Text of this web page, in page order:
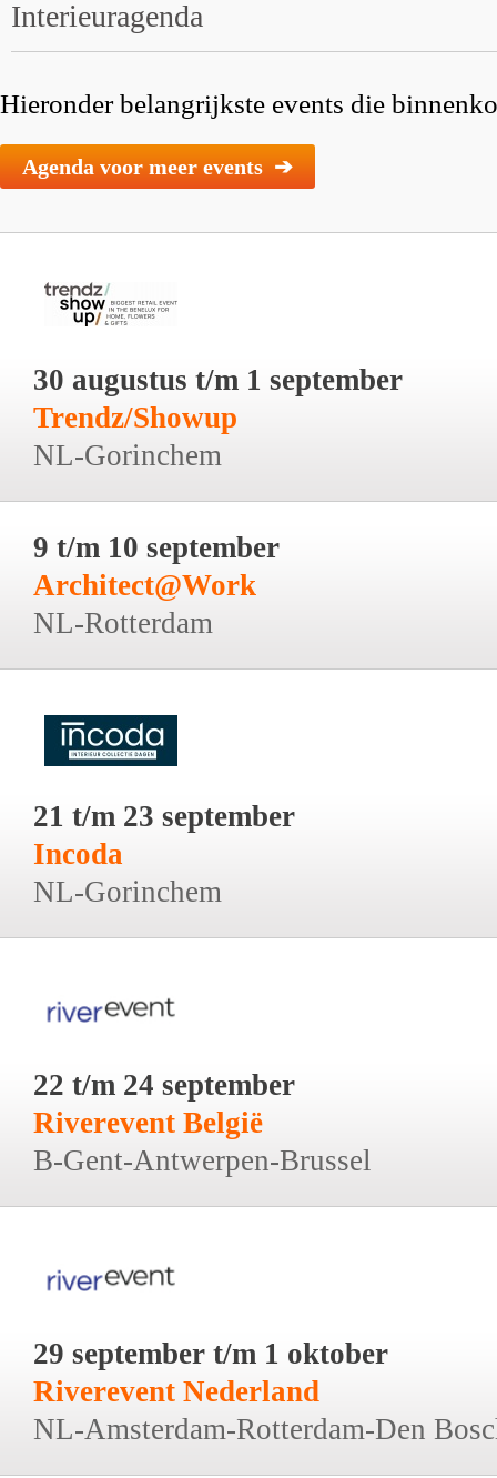
Interieuragenda
Hieronder belangrijkste events die
Agenda voor meer events ➔
30 augustus t/m 1 september
Trendz/Showup
NL-Gorinchem
9 t/m 10 september
Architect@Work
NL-Rotterdam
21 t/m 23 september
Incoda
NL-Gorinchem
22 t/m 24 september
Riverevent België
B-Gent-Antwerpen-Brussel
29 september t/m 1 oktober
Riverevent Nederland
NL-Amsterdam-Rotterdam-Den